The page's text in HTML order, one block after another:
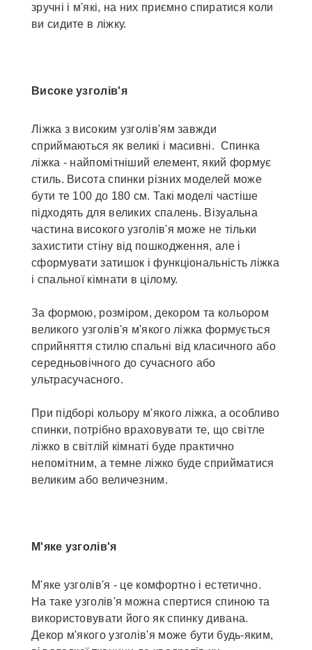
зручні і м'які, на них приємно спиратися коли
ви сидите в ліжку.
Високе узголів'я
Ліжка з високим узголів'ям завжди
сприймаються як великі і масивні. Спинка
ліжка - найпомітніший елемент, який формує
стиль. Висота спинки різних моделей може
бути те 100 до 180 см. Такі моделі частіше
підходять для великих спалень. Візуальна
частина високого узголів'я може не тільки
захистити стіну від пошкодження, але і
сформувати затишок і функціональність ліжка
і спальної кімнати в цілому.
За формою, розміром, декором та кольором
великого узголів'я м'якого ліжка формується
сприйняття стилю спальні від класичного або
середньовічного до сучасного або
ультрасучасного.
При підборі кольору м'якого ліжка, а особливо
спинки, потрібно враховувати те, що світле
ліжко в світлій кімнаті буде практично
непомітним, а темне ліжко буде сприйматися
великим або величезним.
М'яке узголів'я
М'яке узголів'я - це комфортно і естетично.
На таке узголів'я можна спертися спиною та
використовувати його як спинку дивана.
Декор м'якого узголів'я може бути будь-яким,